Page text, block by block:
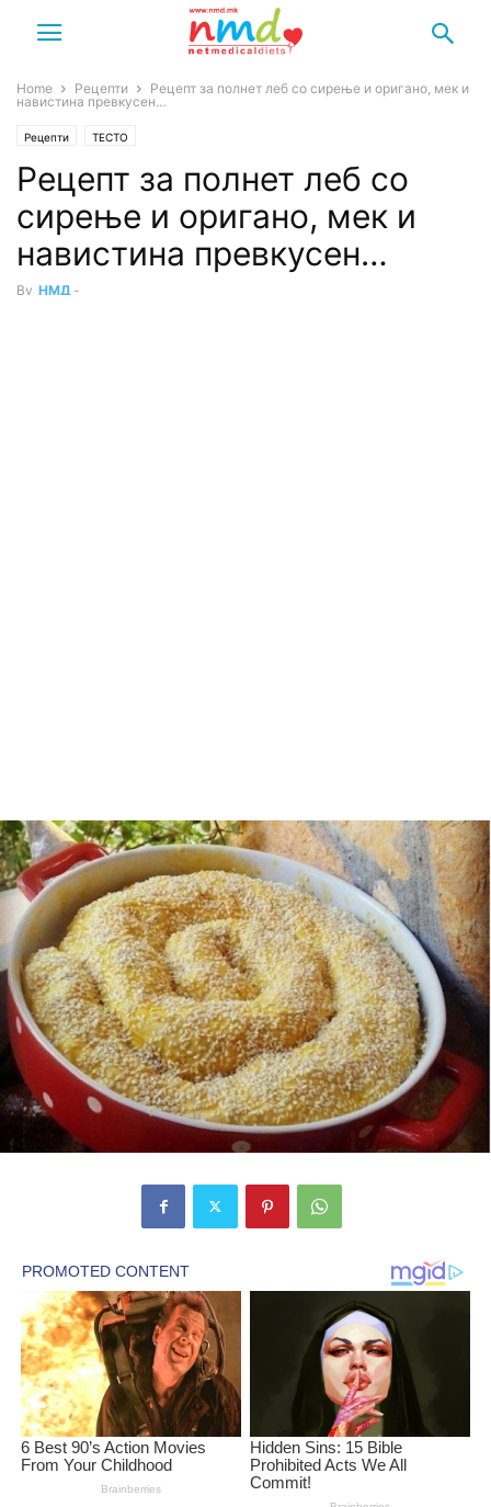
Home Рецепти
Рецепт за полнет леб со сирење и оригано, мек и
навистина превкусен…
Рецепти ТЕСТО
Рецепт за полнет леб со
сирење и оригано, мек и
навистина превкусен…
By НМД -